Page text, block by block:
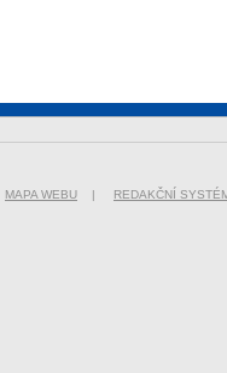
MAPA WEBU | REDAKČNÍ